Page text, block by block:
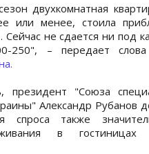
двухкомнатная
или менее, стоила
не сдается ни под
– передает слова
президент "Союза
Александр Рубанов
спроса также
в гостиницах